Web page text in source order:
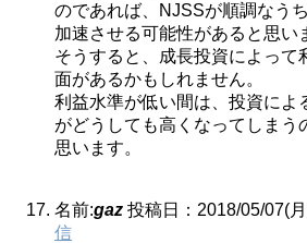
のであれば、NJSSが順調なう
加速させる可能性があると思い
そうすると、成長投資によって
面があるかもしれません。
利益水準が低い間は、投資によ
がどうしても高くなってしまう
思います。
名前:gaz 投稿日：2018/05/07(
信